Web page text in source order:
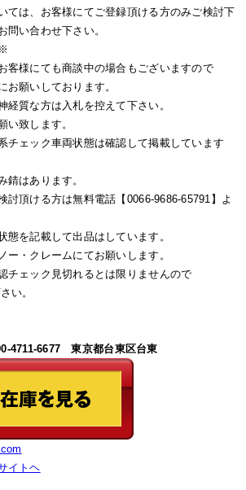
ては、お客様にてご登録頂ける方のみご検討下
問い合わせ下さい。
客様にても商談中の場合もございますので
お願いしております。
質な方は入札を控えて下さい。
い致します。
チェック車両状態は確認して掲載しています
錆はあります。
討頂ける方は無料電話【0066-9686-65791】よ
態を記載して出品はしています。
ー・クレームにてお願いします。
チェック見切れるとは限りませんので
い。
4711-6677 東京都台東区台東
イトヘ